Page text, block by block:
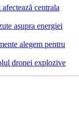
centrala
asupra energiei
alegem pentru
dronei explozive